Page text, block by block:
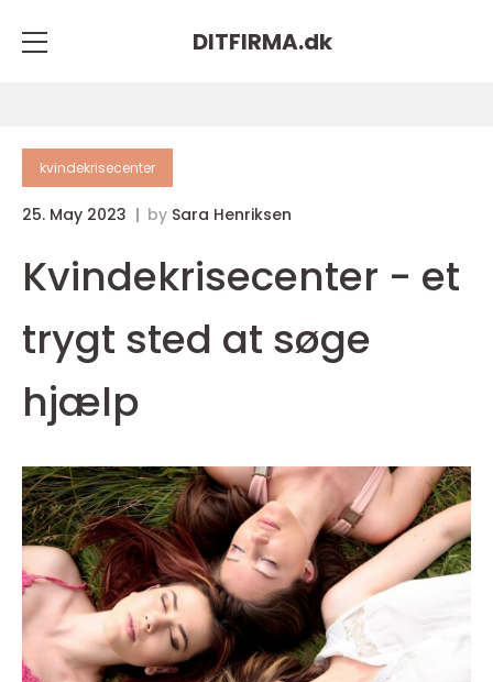
DITFIRMA.dk
kvindekrisecenter
25. May 2023 by Sara Henriksen
Kvindekrisecenter - et
trygt sted at søge
hjælp